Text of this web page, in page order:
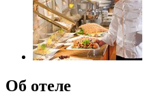
Об отеле